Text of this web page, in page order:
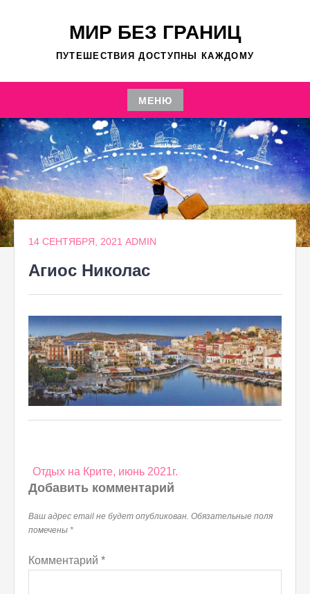
МИР БЕЗ ГРАНИЦ
ПУТЕШЕСТВИЯ ДОСТУПНЫ КАЖДОМУ
МЕНЮ
Перейти
к
содержимому
14 СЕНТЯБРЯ, 2021 ADMIN
Агиос Николас
Навигация
по
Отдых на Крите, июнь 2021г.
Добавить комментарий
Ваш адрес email не будет опубликован. Обязательные поля
помечены *
Комментарий *